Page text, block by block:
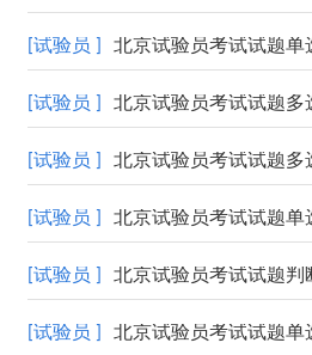
[试验员 ] 北京试验员考试试题单
[试验员 ] 北京试验员考试试题多
[试验员 ] 北京试验员考试试题多
[试验员 ] 北京试验员考试试题单
[试验员 ] 北京试验员考试试题判
[试验员 ] 北京试验员考试试题单